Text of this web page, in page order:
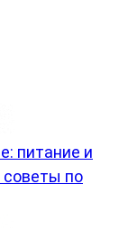
питание и
советы по